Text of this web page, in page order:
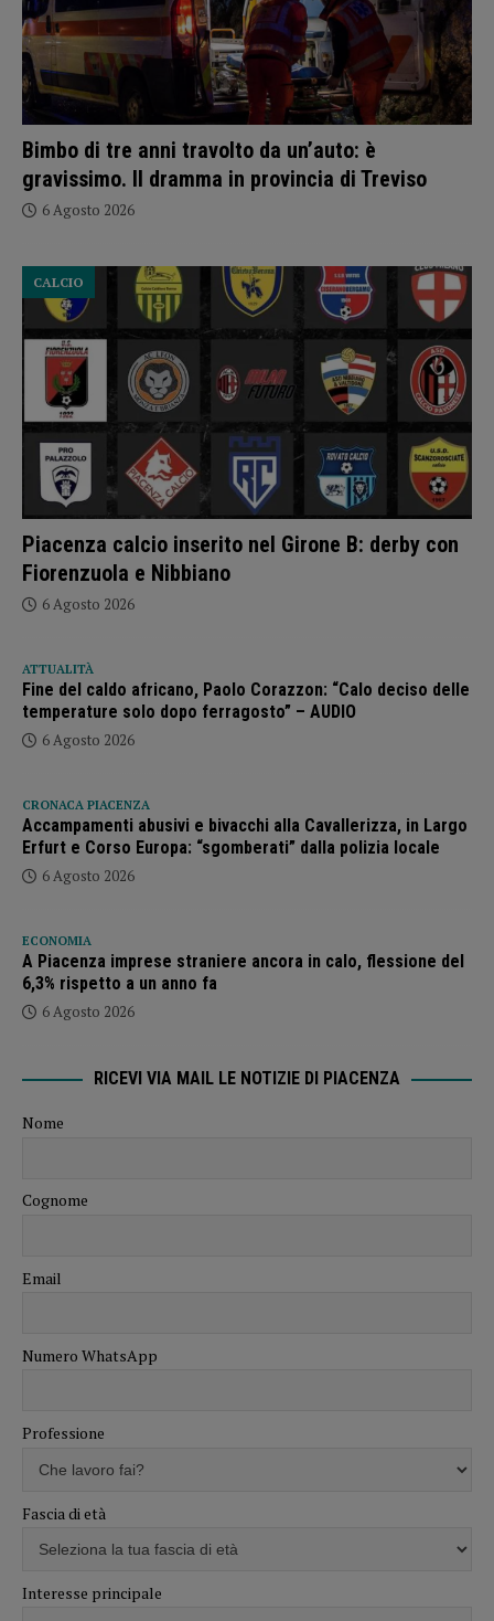
Bimbo di tre anni travolto da un’auto: è
gravissimo. Il dramma in provincia di Treviso
6 Agosto 2026
Piacenza calcio inserito nel Girone B: derby con
Fiorenzuola e Nibbiano
CALCIO
6 Agosto 2026
ATTUALITÀ
Fine del caldo africano, Paolo Corazzon: “Calo deciso delle
temperature solo dopo ferragosto” – AUDIO
6 Agosto 2026
CRONACA PIACENZA
Accampamenti abusivi e bivacchi alla Cavallerizza, in Largo
Erfurt e Corso Europa: “sgomberati” dalla polizia locale
6 Agosto 2026
ECONOMIA
A Piacenza imprese straniere ancora in calo, flessione del
6,3% rispetto a un anno fa
6 Agosto 2026
RICEVI VIA MAIL LE NOTIZIE DI PIACENZA
Nome
Cognome
Email
Numero WhatsApp
Professione
Fascia di età
Interesse principale